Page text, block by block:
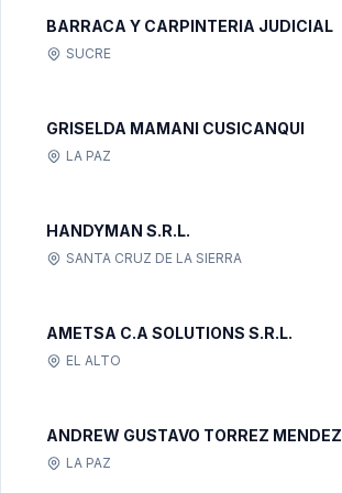
BARRACA Y CARPINTERIA JUDICIAL
SUCRE
GRISELDA MAMANI CUSICANQUI
LA PAZ
HANDYMAN S.R.L.
SANTA CRUZ DE LA SIERRA
AMETSA C.A SOLUTIONS S.R.L.
EL ALTO
ANDREW GUSTAVO TORREZ MENDEZ
LA PAZ